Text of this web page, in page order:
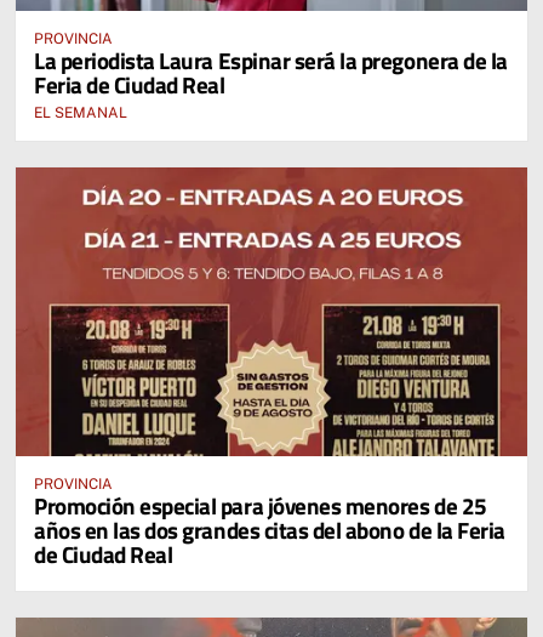
PROVINCIA
La periodista Laura Espinar será la pregonera de la
Feria de Ciudad Real
EL SEMANAL
PROVINCIA
Promoción especial para jóvenes menores de 25
años en las dos grandes citas del abono de la Feria
de Ciudad Real